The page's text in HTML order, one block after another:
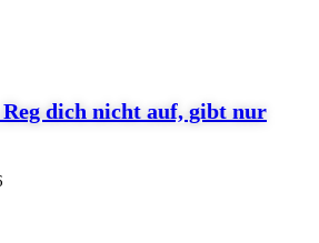
dich nicht auf, gibt nur